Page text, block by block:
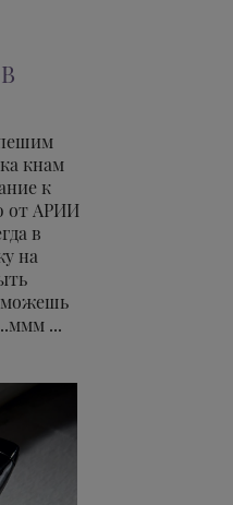
кнам
к
от АРИИ
в
на
...